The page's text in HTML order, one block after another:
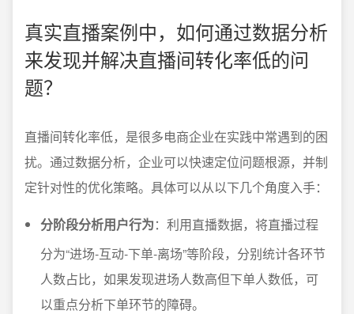
真实直播案例中，如何通过数据分析
来发现并解决直播间转化率低的问
题？
直播间转化率低，是很多电商企业在实践中常遇到的困
扰。通过数据分析，企业可以快速定位问题根源，并制
定针对性的优化策略。具体可以从以下几个角度入手：
分阶段分析用户行为：利用直播数据，将直播过程
分为“进场-互动-下单-离场”等阶段，分别统计各环节
人数占比，如果发现进场人数高但下单人数低，可
以重点分析下单环节的障碍。